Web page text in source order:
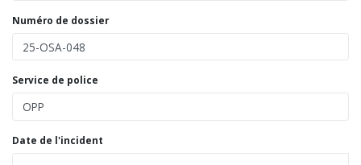
Numéro de dossier
Service de police
Date de l'incident